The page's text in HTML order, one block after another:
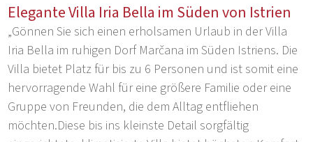
Elegante Villa Iria Bella im Süden von Istrien
„Gönnen Sie sich einen erholsamen Urlaub in der Villa
Iria Bella im ruhigen Dorf Marčana im Süden Istriens. Die
Villa bietet Platz für bis zu 6 Personen und ist somit eine
hervorragende Wahl für eine größere Familie oder eine
Gruppe von Freunden, die dem Alltag entfliehen
möchten.Diese bis ins kleinste Detail sorgfältig